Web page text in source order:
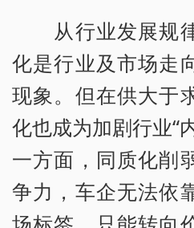
从行业发展规
化是行业及市场走
现象。但在供大于
化也成为加剧行业“
一方面，同质化削
争力，车企无法依